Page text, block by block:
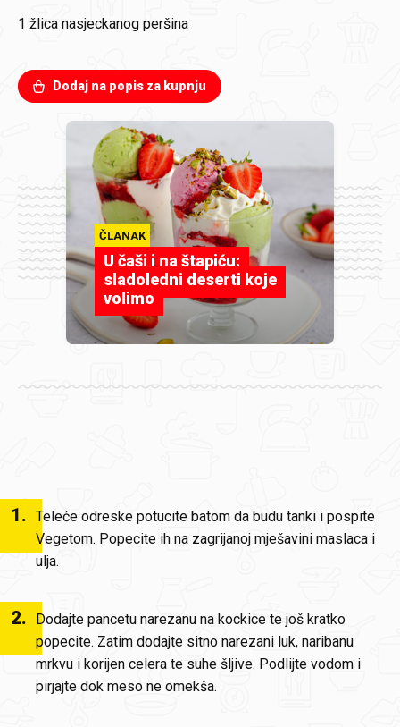
1 žlica nasjeckanog peršina
Dodaj na popis za kupnju
ČLANAK
U čaši i na štapiću:
sladoledni deserti koje
volimo
1. Teleće odreske potucite batom da budu tanki i pospite
Vegetom. Popecite ih na zagrijanoj mješavini maslaca i
ulja.
2.
Dodajte pancetu narezanu na kockice te još kratko
popecite. Zatim dodajte sitno narezani luk, naribanu
mrkvu i korijen celera te suhe šljive. Podlijte vodom i
pirjajte dok meso ne omekša.